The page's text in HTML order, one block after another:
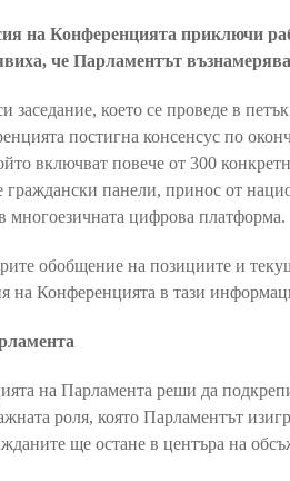
на Конференцията приключи
че Парламентът
заседание, което се проведе в
постигна консенсус по
включват повече от 300
граждански панели, принос от
многоезичната цифрова платформа.
обобщение на позициите и
на Конференцията в тази
на Парламента реши да
роля, която Парламентът
ще остане в центъра на